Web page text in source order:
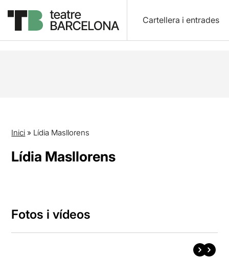
Cartellera i entrades
Inici » Lídia Masllorens
Lídia Masllorens
Fotos i vídeos